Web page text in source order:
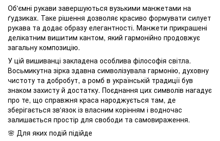
Об'ємні рукави завершуються вузькими манжетами на
ґудзиках. Таке рішення дозволяє красиво формувати силует
рукава та додає образу елегантності. Манжети прикрашені
делікатним вишитим кантом, який гармонійно продовжує
загальну композицію.
У цій вишиванці закладена особлива філософія світла.
Восьмикутна зірка здавна символізувала гармонію, духовну
чистоту та добробут, а ромб в українській традиції був
знаком захисту й достатку. Поєднання цих символів нагадує
про те, що справжня краса народжується там, де
зберігається зв'язок із власним корінням і водночас
залишається простір для свободи та самовираження.
🌸 Для яких подій підійде